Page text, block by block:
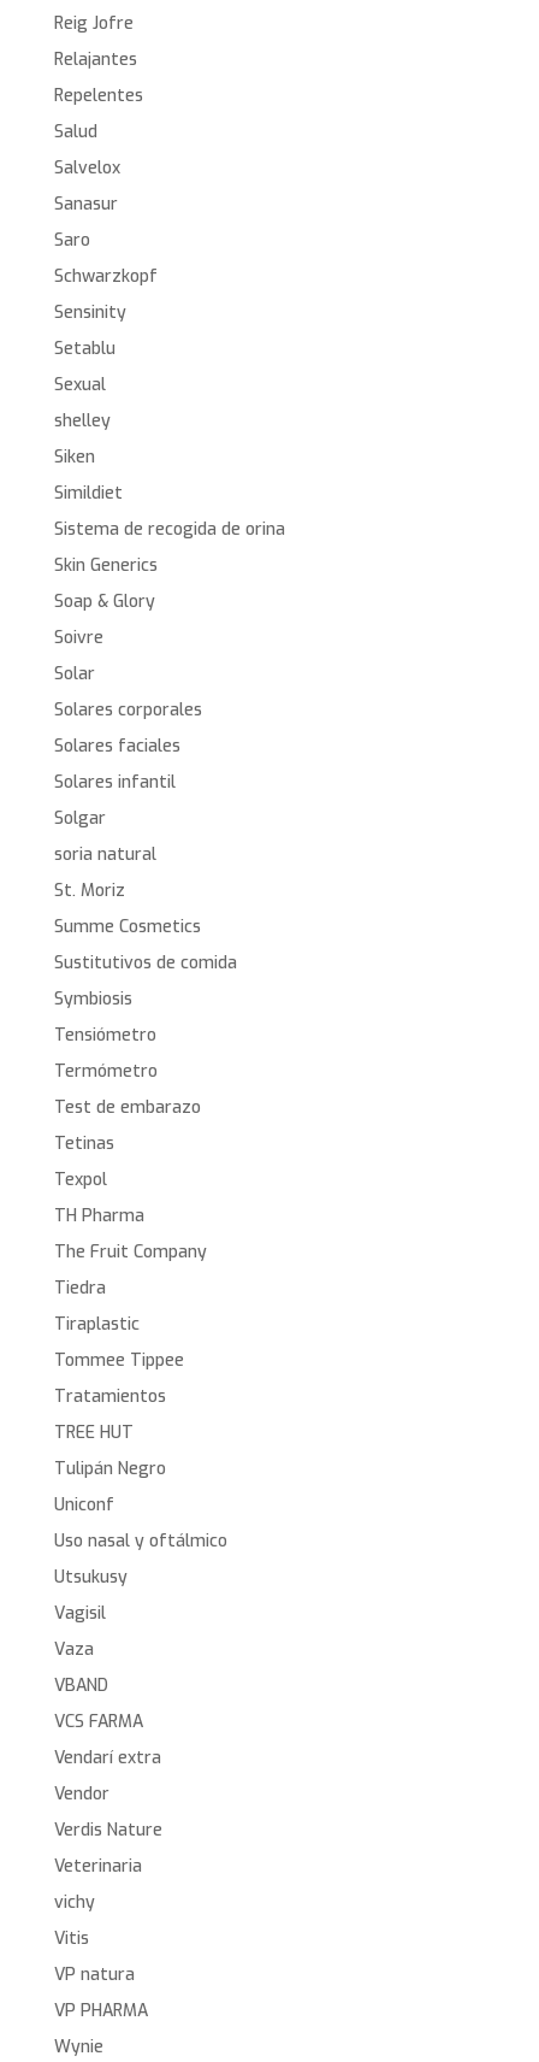
Reig Jofre
Relajantes
Repelentes
Salud
Salvelox
Sanasur
Saro
Schwarzkopf
Sensinity
Setablu
Sexual
shelley
Siken
Simildiet
Sistema de recogida de orina
Skin Generics
Soap & Glory
Soivre
Solar
Solares corporales
Solares faciales
Solares infantil
Solgar
soria natural
St. Moriz
Summe Cosmetics
Sustitutivos de comida
Symbiosis
Tensiómetro
Termómetro
Test de embarazo
Tetinas
Texpol
TH Pharma
The Fruit Company
Tiedra
Tiraplastic
Tommee Tippee
Tratamientos
TREE HUT
Tulipán Negro
Uniconf
Uso nasal y oftálmico
Utsukusy
Vagisil
Vaza
VBAND
VCS FARMA
Vendarí extra
Vendor
Verdis Nature
Veterinaria
vichy
Vitis
VP natura
VP PHARMA
Wynie